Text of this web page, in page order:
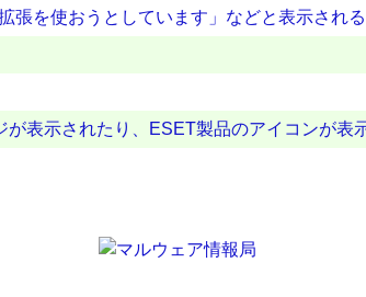
張を使おうとしています」などと表示される
表示されたり、ESET製品のアイコンが表